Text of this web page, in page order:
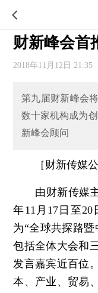
财新峰会首
2018年11月12日 21:35
第九届财新峰会
数十家机构成为
新峰会顾问
［财新传媒
由财新传媒主
年11月17日至
为“全球共探路暨
包括全体大会和
发言嘉宾近百位
本、产业、贸易